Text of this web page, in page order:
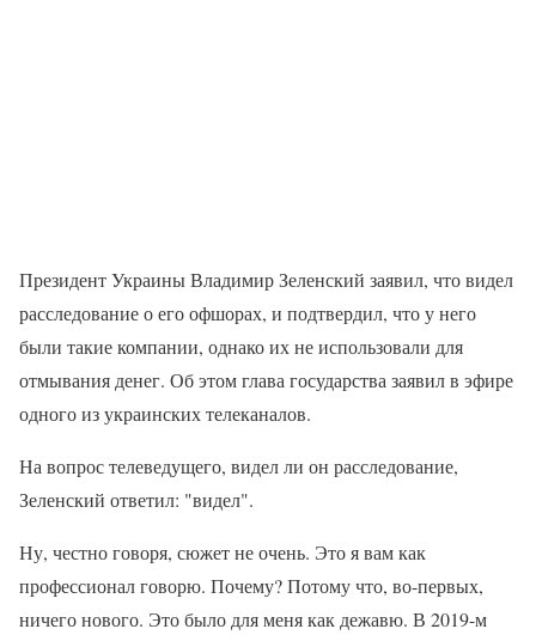
Президент Украины Владимир Зеленский заявил, что видел
расследование о его офшорах, и подтвердил, что у него
были такие компании, однако их не использовали для
отмывания денег. Об этом глава государства заявил в эфире
одного из украинских телеканалов.
На вопрос телеведущего, видел ли он расследование,
Зеленский ответил: "видел".
Ну, честно говоря, сюжет не очень. Это я вам как
профессионал говорю. Почему? Потому что, во-первых,
ничего нового. Это было для меня как дежавю. В 2019-м